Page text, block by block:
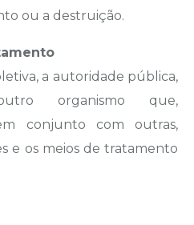
ou a destruição.
a autoridade pública,
organismo que,
conjunto com outras,
e os meios de tratamento